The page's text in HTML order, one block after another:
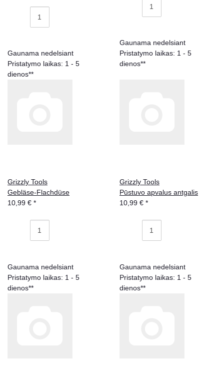
Gaunama nedelsiant
Pristatymo laikas: 1 - 5
dienos**
Gaunama nedelsiant
Pristatymo laikas: 1 - 5
dienos**
Grizzly Tools
Gebläse-Flachdüse
10,99 € *
Gaunama nedelsiant
Pristatymo laikas: 1 - 5
dienos**
Grizzly Tools
Pūstuvo apvalus antgalis
10,99 € *
Gaunama nedelsiant
Pristatymo laikas: 1 - 5
dienos**